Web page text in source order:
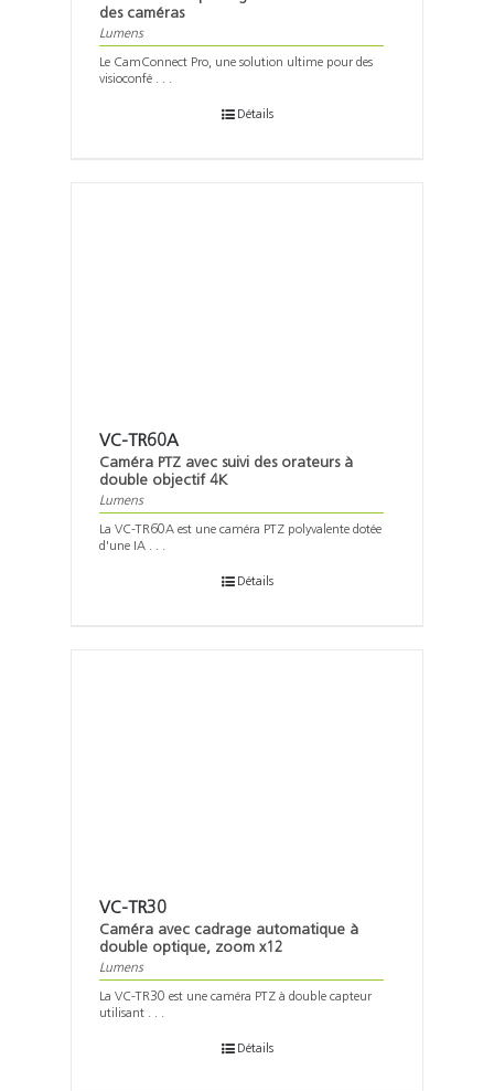
des caméras
Lumens
Le CamConnect Pro, une solution ultime pour des
visioconfé . . .
Détails
VC-TR60A
Caméra PTZ avec suivi des orateurs à
double objectif 4K
Lumens
La VC-TR60A est une caméra PTZ polyvalente dotée
d'une IA . . .
Détails
VC-TR30
Caméra avec cadrage automatique à
double optique, zoom x12
Lumens
La VC-TR30 est une caméra PTZ à double capteur
utilisant . . .
Détails